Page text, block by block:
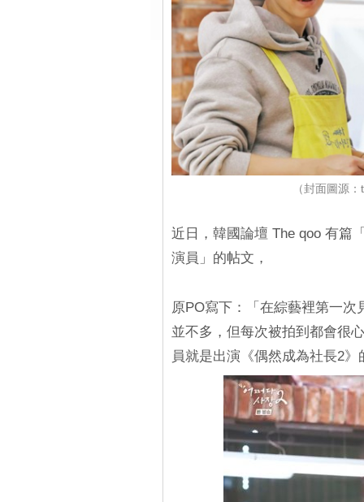
（封面圖源
近日，韓國論壇 The qoo 有篇
演員」的帖文，
原PO寫下：「在綜藝裡第一
並不多，但每次被拍到都會很
員就是出演《偶然成為社長2》